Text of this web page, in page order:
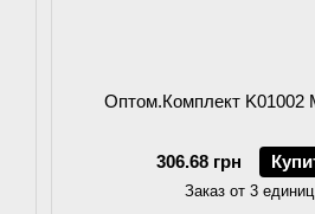
Оптом.Комплект K01002
306.68 грн
Заказ от 3 единиц